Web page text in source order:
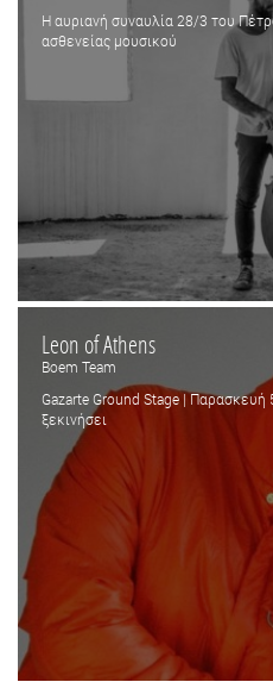
Η αυριανή συναυλία 28/3 του
ασθενείας μουσικού
Leon of Athens
Boem Team
Gazarte Ground Stage |
ξεκινήσει